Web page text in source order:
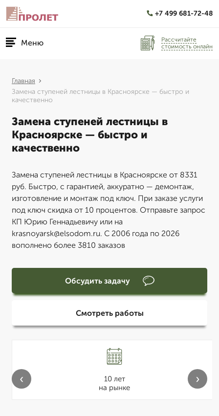
+7 499 681-72-48
Меню
Рассчитайте
стоимость онлайн
Главная
Замена ступеней лестницы в Красноярске — быстро и
качественно
Замена ступеней лестницы в
Красноярске — быстро и
качественно
Замена ступеней лестницы в Красноярске от 8331
руб. Быстро, с гарантией, аккуратно — демонтаж,
изготовление и монтаж под ключ. При заказе услуги
под ключ скидка от 10 процентов. Отправьте запрос
КП Юрию Геннадьевичу или на
krasnoyarsk@elsodom.ru. С 2006 года по 2026
вополнено более 3810 заказов
Обсудить задачу
Смотреть работы
10 лет
на рынке
‹ ›